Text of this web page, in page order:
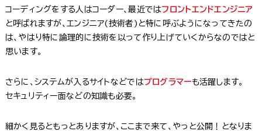
コーディングをする人はコーダー、最近ではフロントエンドエンジニア
と呼ばれますが、エンジニア(技術者)と特に呼ぶようになってきたの
は、やはり特に論理的に技術を以って作り上げていくからなのではと
思います。
さらに、システムが入るサイトなどではプログラマーも活躍します。
セキュリティー面などの知識も必要。
細かく見るともっとありますが、ここまで来て、やっと公開！となりま